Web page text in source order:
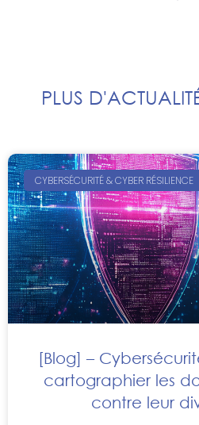
PLUS
CYBERSÉCURITÉ & CYBER RÉSILIENCE
[Blog] –
cartographier les
contre leur